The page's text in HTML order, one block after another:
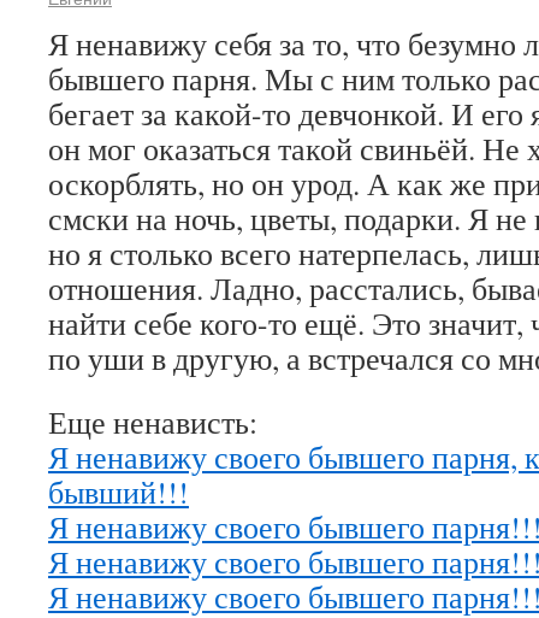
Я ненавижу себя за то, что безумно
бывшего парня. Мы с ним только
бегает за какой-то девчонкой. И
он мог оказаться такой свиньёй. Не
оскорблять, но он урод. А как же
смски на ночь, цветы, подарки. Я не
но я столько всего натерпелась,
отношения. Ладно, расстались,
найти себе кого-то ещё. Это
по уши в другую, а встречался со
Еще ненависть:
Я ненавижу своего бывшего парня,
бывший!!!
Я ненавижу своего бывшего
Я ненавижу своего бывшего
Я ненавижу своего бывшего